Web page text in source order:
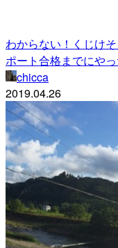
わからない！くじけ
ポート合格までにや
chicca
2019.04.26